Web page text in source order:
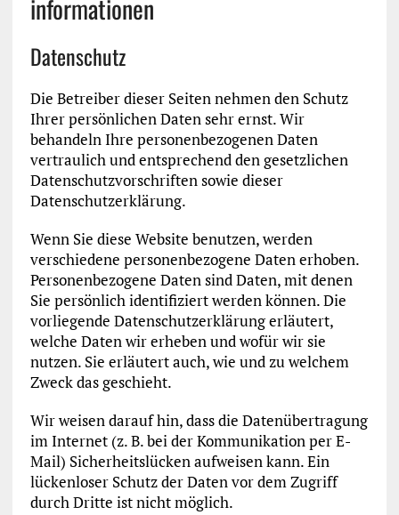
informationen
Datenschutz
Die Betreiber dieser Seiten nehmen den Schutz
Ihrer persönlichen Daten sehr ernst. Wir
behandeln Ihre personenbezogenen Daten
vertraulich und entsprechend den gesetzlichen
Datenschutzvorschriften sowie dieser
Datenschutzerklärung.
Wenn Sie diese Website benutzen, werden
verschiedene personenbezogene Daten erhoben.
Personenbezogene Daten sind Daten, mit denen
Sie persönlich identifiziert werden können. Die
vorliegende Datenschutzerklärung erläutert,
welche Daten wir erheben und wofür wir sie
nutzen. Sie erläutert auch, wie und zu welchem
Zweck das geschieht.
Wir weisen darauf hin, dass die Datenübertragung
im Internet (z. B. bei der Kommunikation per E-
Mail) Sicherheitslücken aufweisen kann. Ein
lückenloser Schutz der Daten vor dem Zugriff
durch Dritte ist nicht möglich.